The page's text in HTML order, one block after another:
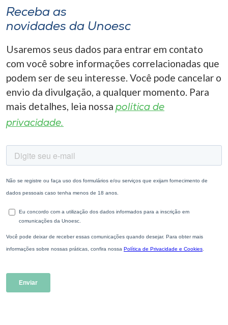
Receba as
novidades da Unoesc
Usaremos seus dados para entrar em contato
com você sobre informações correlacionadas que
podem ser de seu interesse. Você pode cancelar o
envio da divulgação, a qualquer momento. Para
mais detalhes, leia nossa política de
privacidade.